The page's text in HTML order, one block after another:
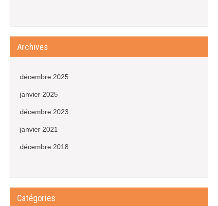
Archives
décembre 2025
janvier 2025
décembre 2023
janvier 2021
décembre 2018
Catégories